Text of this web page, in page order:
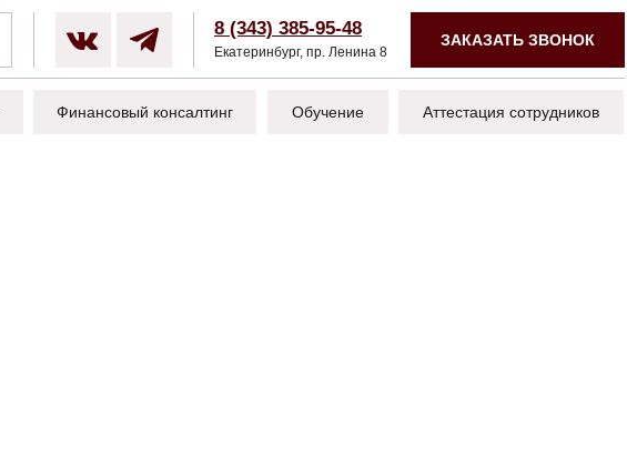
ЗАКАЗАТЬ ЗВОНОК
8 (343) 385-95-48
Екатеринбург, пр. Ленина 8
Аттестация сотрудников
Обучение
Финансовый консалтинг